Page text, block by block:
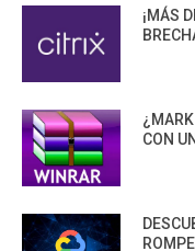
¡MÁS
CON